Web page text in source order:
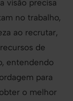
visão precisa
no trabalho,
ao recrutar,
de
entendendo
para
o melhor